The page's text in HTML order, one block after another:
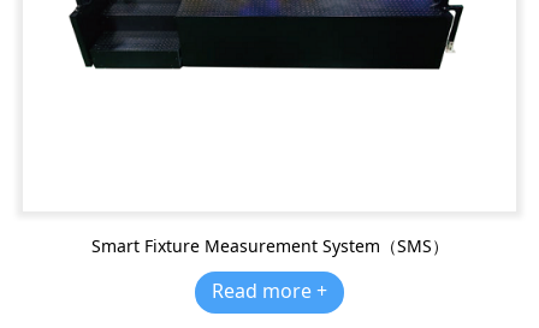
Smart Fixture Measurement System（SMS）
Read more +